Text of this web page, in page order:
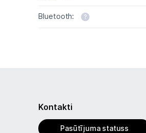
Bluetooth:
Kontakti
Pasūtījuma statuss